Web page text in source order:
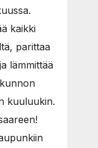
kaikki
parittaa
lämmittää
kuuluukin.